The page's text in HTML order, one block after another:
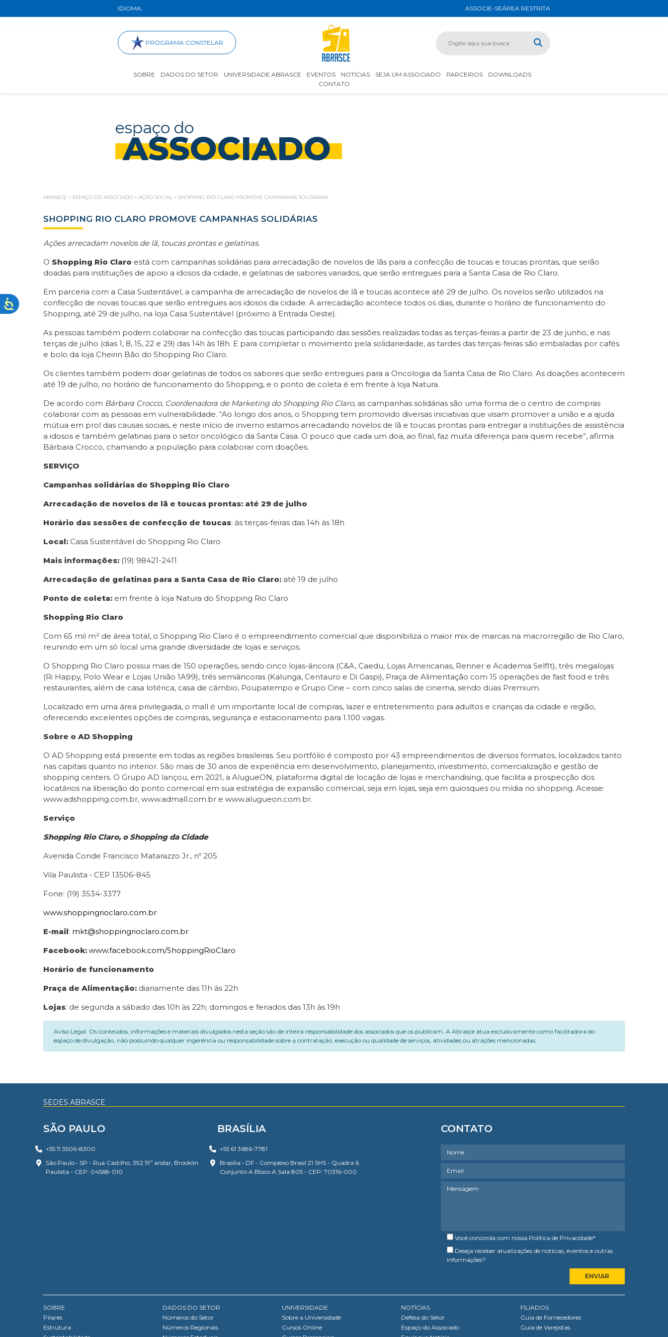
IDIOMA: ASSOCIE-SEÁREA RESTRITA
PROGRAMA CONSTELAR
SOBRE DADOS DO SETOR UNIVERSIDADE ABRASCE EVENTOS NOTÍCIAS SEJA UM ASSOCIADO PARCEIROS
DOWNLOADS
CONTATO
espaço do
ASSOCIADO
ABRASCE > ESPAÇO DO ASSOCIADO > AÇÃO SOCIAL > SHOPPING RIO CLARO PROMOVE CAMPANHAS SOLIDÁRIAS
SHOPPING RIO CLARO PROMOVE CAMPANHAS SOLIDÁRIAS
Ações arrecadam novelos de lã, toucas prontas e gelatinas.
O Shopping Rio Claro está com campanhas solidárias para arrecadação de novelos de lãs para a confecção de toucas e toucas prontas, que serão
doadas para instituições de apoio a idosos da cidade, e gelatinas de sabores variados, que serão entregues para a Santa Casa de Rio Claro.
Em parceria com a Casa Sustentável, a campanha de arrecadação de novelos de lã e toucas acontece até 29 de julho. Os novelos serão utilizados na
confecção de novas toucas que serão entregues aos idosos da cidade. A arrecadação acontece todos os dias, durante o horário de funcionamento do
Shopping, até 29 de julho, na loja Casa Sustentável (próximo à Entrada Oeste).
As pessoas também podem colaborar na confecção das toucas participando das sessões realizadas todas as terças-feiras a partir de 23 de junho, e nas
terças de julho (dias 1, 8, 15, 22 e 29) das 14h às 18h. E para completar o movimento pela solidariedade, as tardes das terças-feiras são embaladas por cafés
e bolo da loja Cheirin Bão do Shopping Rio Claro.
Os clientes também podem doar gelatinas de todos os sabores que serão entregues para a Oncologia da Santa Casa de Rio Claro. As doações acontecem
até 19 de julho, no horário de funcionamento do Shopping, e o ponto de coleta é em frente à loja Natura.
De acordo com Bárbara Crocco, Coordenadora de Marketing do Shopping Rio Claro, as campanhas solidárias são uma forma de o centro de compras
colaborar com as pessoas em vulnerabilidade. “Ao longo dos anos, o Shopping tem promovido diversas iniciativas que visam promover a união e a ajuda
mútua em prol das causas sociais, e neste início de inverno estamos arrecadando novelos de lã e toucas prontas para entregar a instituições de assistência
a idosos e também gelatinas para o setor oncológico da Santa Casa. O pouco que cada um doa, ao final, faz muita diferença para quem recebe”, afirma
Bárbara Crocco, chamando a população para colaborar com doações.
SERVIÇO
Campanhas solidárias do Shopping Rio Claro
Arrecadação de novelos de lã e toucas prontas: até 29 de julho
Horário das sessões de confecção de toucas: às terças-feiras das 14h às 18h
Local: Casa Sustentável do Shopping Rio Claro
Mais informações: (19) 98421-2411
Arrecadação de gelatinas para a Santa Casa de Rio Claro: até 19 de julho
Ponto de coleta: em frente à loja Natura do Shopping Rio Claro
Shopping Rio Claro
Com 65 mil m² de área total, o Shopping Rio Claro é o empreendimento comercial que disponibiliza o maior mix de marcas na macrorregião de Rio Claro,
reunindo em um só local uma grande diversidade de lojas e serviços.
O Shopping Rio Claro possui mais de 150 operações, sendo cinco lojas-âncora (C&A, Caedu, Lojas Americanas, Renner e Academia SelfIt), três megalojas
(Ri Happy, Polo Wear e Lojas União 1A99), três semiâncoras (Kalunga, Centauro e Di Gaspi), Praça de Alimentação com 15 operações de fast food e três
restaurantes, além de casa lotérica, casa de câmbio, Poupatempo e Grupo Cine – com cinco salas de cinema, sendo duas Premium.
Localizado em uma área privilegiada, o mall é um importante local de compras, lazer e entretenimento para adultos e crianças da cidade e região,
oferecendo excelentes opções de compras, segurança e estacionamento para 1.100 vagas.
Sobre o AD Shopping
O AD Shopping está presente em todas as regiões brasileiras. Seu portfólio é composto por 43 empreendimentos de diversos formatos, localizados tanto
nas capitais quanto no interior. São mais de 30 anos de experiência em desenvolvimento, planejamento, investimento, comercialização e gestão de
shopping centers. O Grupo AD lançou, em 2021, a AlugueON, plataforma digital de locação de lojas e merchandising, que facilita a prospecção dos
locatários na liberação do ponto comercial em sua estratégia de expansão comercial, seja em lojas, seja em quiosques ou mídia no shopping. Acesse:
www.adshopping.com.br, www.admall.com.br e www.alugueon.com.br.
Serviço
Shopping Rio Claro, o Shopping da Cidade
Avenida Conde Francisco Matarazzo Jr., nº 205
Vila Paulista ‑ CEP 13506-845
Fone: (19) 3534-3377
www.shoppingrioclaro.com.br
E-mail: mkt@shoppingrioclaro.com.br
Facebook: www.facebook.com/ShoppingRioClaro
Horário de funcionamento
Praça de Alimentação: diariamente das 11h às 22h
Lojas: de segunda a sábado das 10h às 22h; domingos e feriados das 13h às 19h
Aviso Legal: Os conteúdos, informações e materiais divulgados nesta seção são de inteira responsabilidade dos associados que os publicam. A Abrasce atua exclusivamente como facilitadora do
espaço de divulgação, não possuindo qualquer ingerência ou responsabilidade sobre a contratação, execução ou qualidade de serviços, atividades ou atrações mencionadas.
SEDES ABRASCE
SÃO PAULO
+55 11 3506-8300
São Paulo • SP - Rua Castilho, 392 19º andar, Brooklin
Paulista - CEP: 04568-010
BRASÍLIA
+55 61 3686-7781
Brasília • DF - Complexo Brasil 21 SHS - Quadra 6
Conjunto A Bloco A Sala 805 - CEP: 70316-000
CONTATO
Você concorda com nossa Política de Privacidade*
Deseja receber atualizações de notícias, eventos e outras
informações?
SOBRE
Pilares
Estrutura
DADOS DO SETOR
Números do Setor
Números Regionais
UNIVERSIDADE
Sobre a Universidade
Cursos Online
NOTÍCIAS
Defesa do Setor
Espaço do Associado
FILIADOS
Guia de Fornecedores
Guia de Varejistas